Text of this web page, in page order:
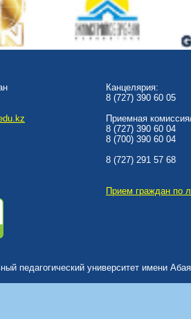
Канцелярия:
8 (727) 390 60 05
Приемная
8 (727) 390 60 04
8 (700) 390 60 04
8 (727) 291 57 68
Прием граждан по
педагогический университет имени Абая